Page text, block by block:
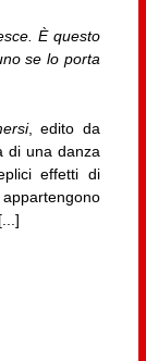
È questo
se lo porta
, edito da
di una danza
effetti di